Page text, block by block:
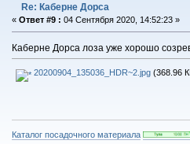
Re: Каберне Дорса
« Ответ #9 : 04 Сентября 2020, 14:52:23 »
Каберне Дорса лоза уже хорошо
20200904_135036_HDR~2.jpg(368.96
Каталог посадочного материала